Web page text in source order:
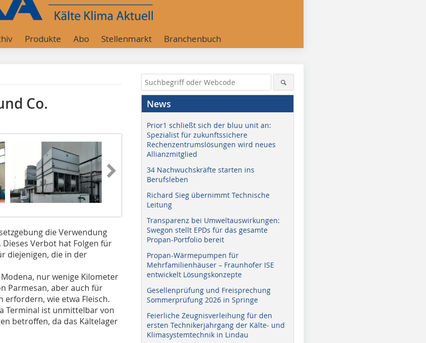
Produkte Abo Stellenmarkt Branchenbuch
Co.
die Verwendung
Verbot hat Folgen für
diejenigen, die in der
nur wenige Kilometer
Parmesan, aber auch für
wie etwa Fleisch.
Terminal ist unmittelbar von
betroffen, da das Kältelager
News
Prior1 schließt sich der bluu unit an:
Spezialist für zukunftssichere
Rechenzentrumslösungen wird neues
Allianzmitglied
34 Nachwuchskräfte starten ins
Berufsleben
Richard Sieg übernimmt Technische
Leitung
Transparenz bei Umweltauswirkungen:
Swegon stellt EPDs für das gesamte
Propan-Portfolio bereit
Propan-Wärmepumpen für
Mehrfamilienhäuser – Fraunhofer ISE
entwickelt Lösungskonzepte
Gesellenprüfung und Freisprechung
Sommerprüfung 2026 in Springe
Feierliche Zeugnisverleihung für den
ersten Technikerjahrgang der Kälte- und
Klimasystemtechnik in Lindau